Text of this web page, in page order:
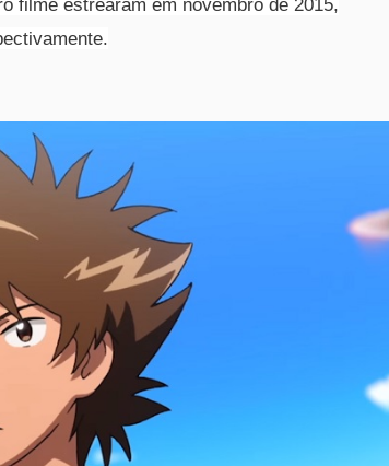
filme estrearam em novembro de 2015,